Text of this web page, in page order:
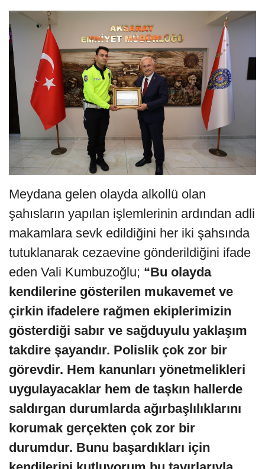
Meydana gelen olayda alkollü olan
şahısların yapılan işlemlerinin ardından adli
makamlara sevk edildiğini her iki şahsında
tutuklanarak cezaevine gönderildiğini ifade
eden Vali Kumbuzoğlu; “Bu olayda
kendilerine gösterilen mukavemet ve
çirkin ifadelere rağmen ekiplerimizin
gösterdiği sabır ve sağduyulu yaklaşım
takdire şayandır. Polislik çok zor bir
görevdir. Hem kanunları yönetmelikleri
uygulayacaklar hem de taşkın hallerde
saldırgan durumlarda ağırbaşlılıklarını
korumak gerçekten çok zor bir
durumdur. Bunu başardıkları için